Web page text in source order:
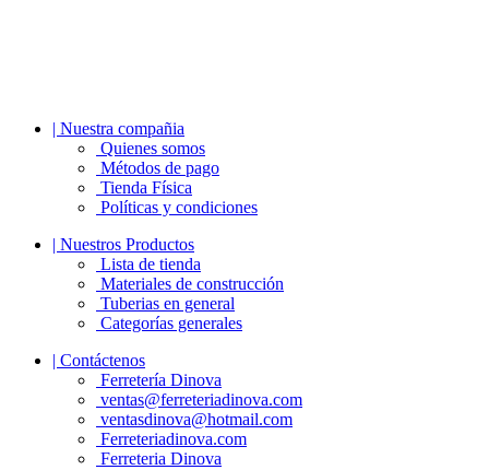
| Nuestra compañia
Quienes somos
Métodos de pago
Tienda Física
Políticas y condiciones
| Nuestros Productos
Lista de tienda
Materiales de construcción
Tuberias en general
Categorías generales
| Contáctenos
Ferretería Dinova
ventas@ferreteriadinova.com
ventasdinova@hotmail.com
Ferreteriadinova.com
Ferreteria Dinova